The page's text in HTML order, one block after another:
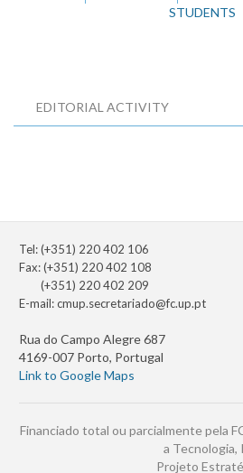
STUDENTS
EDITORIAL ACTIVITY
Tel: (+351) 220 402 106
Fax: (+351) 220 402 108
(+351) 220 402 209
E-mail:cmup.secretariado@fc.up.pt
Rua do Campo Alegre 687
4169-007 Porto, Portugal
Link to Google Maps
Financiado total ou parcialmente pela
a Tecnologia,
Projeto